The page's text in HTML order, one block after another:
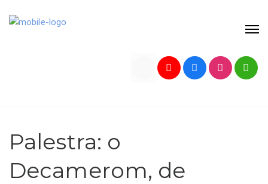
Palestra: o
Decamerom, de